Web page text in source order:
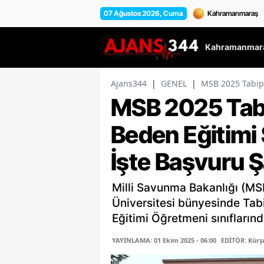
07 Ağustos 2026, Cuma
Ajans344 | GENEL | MSB 2025
MSB 2025
Beden Eğitimi
İşte Başvuru
Milli Savunma Bakanlığı
Üniversitesi bünyesinde
Eğitimi Öğretmeni
YAYINLAMA: 01 Ekim 2025 - 06:00 EDİTÖR: